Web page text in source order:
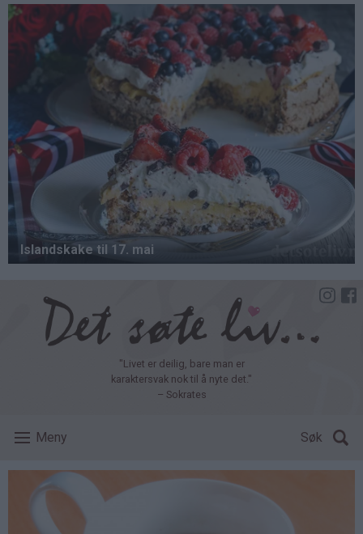
Hopp
hovedinnhold
"Livet er deilig, bare man er
karaktersvak nok til å nyte det."
– Sokrates
Meny Søk